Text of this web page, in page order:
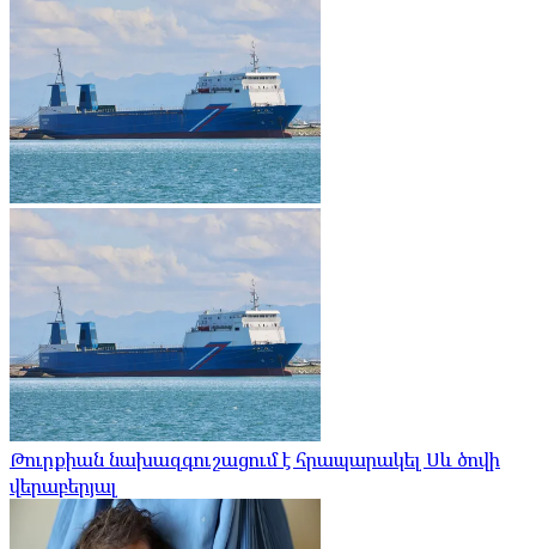
Թուրքիան նախազգուշացում է հրապարակել Սև ծովի
վերաբերյալ